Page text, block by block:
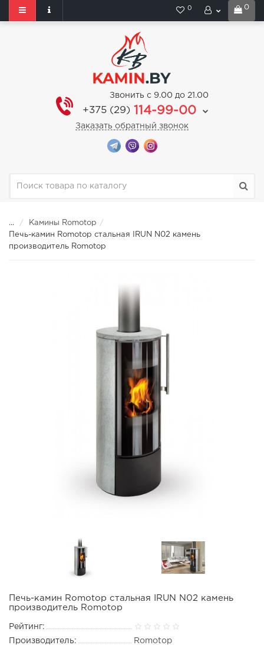
0
0
Звонить с 9.00 до 21.00
+375 (29) 114-99-00
Заказать обратный звонок
...
Камины Romotop
Печь-камин Romotop стальная IRUN N02 камень
производитель Romotop
Печь-камин Romotop стальная IRUN N02 камень
производитель Romotop
Рейтинг:
Производитель:
Romotop